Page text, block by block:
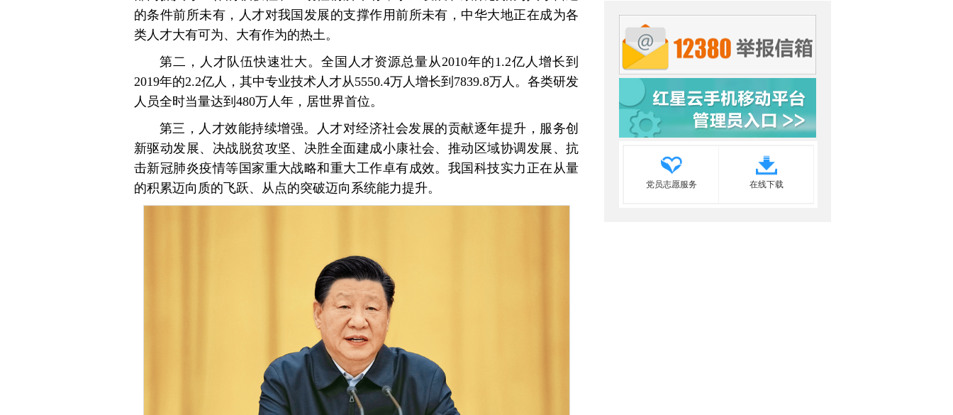
的条件前所未有，人才对我国发展的支撑作用前所未有，中华大地正在成为各
类人才大有可为、大有作为的热土。
第二，人才队伍快速壮大。全国人才资源总量从2010年的1.2亿人增长到
2019年的2.2亿人，其中专业技术人才从5550.4万人增长到7839.8万人。各类研发
人员全时当量达到480万人年，居世界首位。
第三，人才效能持续增强。人才对经济社会发展的贡献逐年提升，服务创
新驱动发展、决战脱贫攻坚、决胜全面建成小康社会、推动区域协调发展、抗
击新冠肺炎疫情等国家重大战略和重大工作卓有成效。我国科技实力正在从量
的积累迈向质的飞跃、从点的突破迈向系统能力提升。
党员志愿服务 在线下载